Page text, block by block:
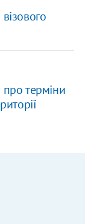
терміни